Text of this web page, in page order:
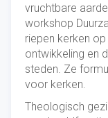
vruchtbare
workshop
riepen kerken
ontwikkeling en
steden. Ze
voor kerken.
Theologisch